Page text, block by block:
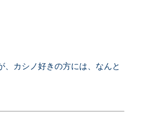
カシノ好きの方には、なんと